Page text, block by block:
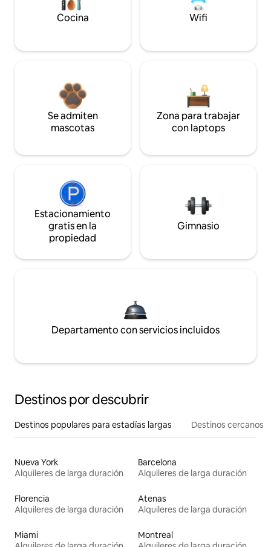
Cocina Wifi
Se admiten
mascotas
Zona para trabajar
con laptops
Estacionamiento
gratis en la
propiedad
Gimnasio
Departamento con servicios incluidos
Destinos por descubrir
Destinos populares para estadías largas Destinos cercanos
Nueva York
Alquileres de larga duración
Barcelona
Alquileres de larga duración
Florencia
Alquileres de larga duración
Atenas
Alquileres de larga duración
Miami
Montreal